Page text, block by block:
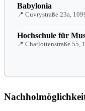
Babylonia
📍 Cuvrystraße 23a,
Hochschule für
📍 Charlottenstraße 55,